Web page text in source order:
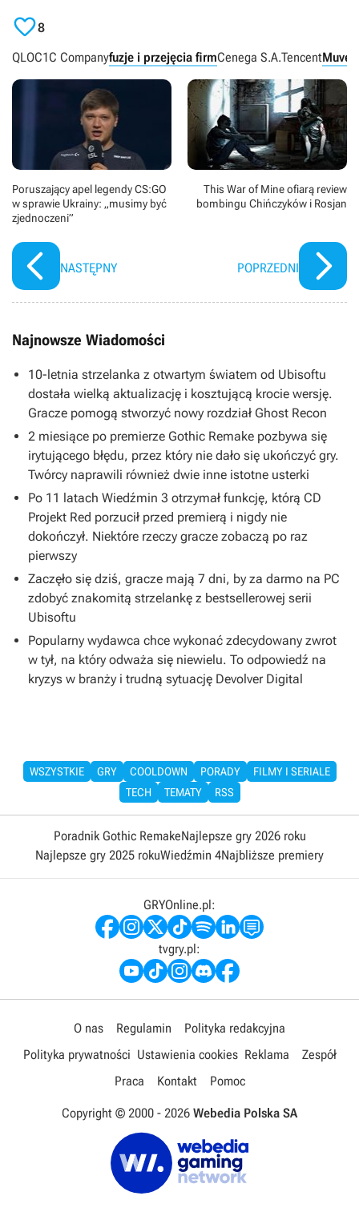
8
QLOC1C Companyfuzje i przejęcia firmCenega S.A.Tencent
Poruszający apel legendy CS:GO
w sprawie Ukrainy: „musimy być
zjednoczeni”
NASTĘPNY
This War of Mine ofiarą review
bombingu Chińczyków i Rosjan
POPRZEDNI
Najnowsze Wiadomości
10-letnia strzelanka z otwartym światem od Ubisoftu
dostała wielką aktualizację i kosztującą krocie wersję.
Gracze pomogą stworzyć nowy rozdział Ghost Recon
2 miesiące po premierze Gothic Remake pozbywa się
irytującego błędu, przez który nie dało się ukończyć gry.
Twórcy naprawili również dwie inne istotne usterki
Po 11 latach Wiedźmin 3 otrzymał funkcję, którą CD
Projekt Red porzucił przed premierą i nigdy nie
dokończył. Niektóre rzeczy gracze zobaczą po raz
pierwszy
Zaczęło się dziś, gracze mają 7 dni, by za darmo na PC
zdobyć znakomitą strzelankę z bestsellerowej serii
Ubisoftu
Popularny wydawca chce wykonać zdecydowany zwrot
w tył, na który odważa się niewielu. To odpowiedź na
kryzys w branży i trudną sytuację Devolver Digital
WSZYSTKIE GRY COOLDOWN PORADY
FILMY I SERIALE
TECH
TEMATY RSS
Poradnik Gothic RemakeNajlepsze gry 2026 roku
Najlepsze gry 2025 rokuWiedźmin 4Najbliższe premiery
GRYOnline.pl:
tvgry.pl:
O nas Regulamin
Polityka redakcyjna
Polityka prywatności Ustawienia cookies Reklama
Zespół
Praca
Kontakt Pomoc
Copyright © 2000 - 2026 Webedia Polska SA